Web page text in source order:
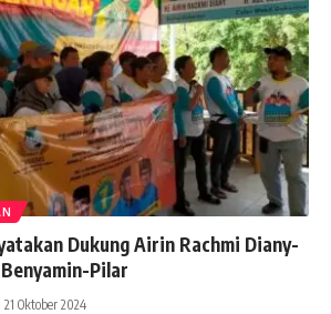
Dukung Airin Rachmi Diany-
Pilar
21 Oktober 2024